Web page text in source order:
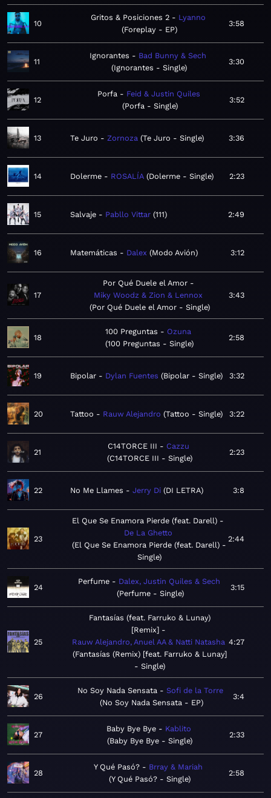
10
Gritos & Posiciones 2
Lyanno
Foreplay - EP
3:58
11
Ignorantes
Bad Bunny & Sech
Ignorantes - Single
3:30
12
Porfa
Feid & Justin Quiles
Porfa - Single
3:52
13 Te Juro Zornoza Te Juro - Single 3:36
14 Dolerme ROSALÍA Dolerme - Single 2:23
15 Salvaje Pabllo Vittar 111 2:49
16 Matemáticas Dalex Modo Avión 3:12
17
Por Qué Duele el Amor
Miky Woodz & Zion & Lennox
Por Qué Duele el Amor - Single
3:43
18
100 Preguntas
Ozuna
100 Preguntas - Single
2:58
19 Bipolar Dylan Fuentes Bipolar - Single 3:32
20 Tattoo Rauw Alejandro Tattoo - Single 3:22
21
C14TORCE III
Cazzu
C14TORCE III - Single
2:23
22 No Me Llames Jerry Di DI LETRA 3:8
23
El Que Se Enamora Pierde (feat. Darell)
De La Ghetto
El Que Se Enamora Pierde (feat. Darell) -
Single
2:44
24
Perfume
Dalex, Justin Quiles & Sech
Perfume - Single
3:15
25
Fantasías (feat. Farruko & Lunay)
[Remix]
Rauw Alejandro, Anuel AA & Natti Natasha
Fantasías (Remix) [feat. Farruko & Lunay]
- Single
4:27
26
No Soy Nada Sensata
Sofi de la Torre
No Soy Nada Sensata - EP
3:4
27
Baby Bye Bye
Kablito
Baby Bye Bye - Single
2:33
28
Y Qué Pasó?
Brray & Mariah
Y Qué Pasó? - Single
2:58